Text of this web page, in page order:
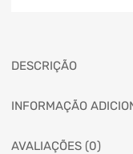
DESCRIÇÃO
INFORMAÇÃO
AVALIAÇÕES (0)